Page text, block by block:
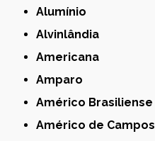
Alumínio
Alvinlândia
Americana
Amparo
Américo Brasiliense
Américo de Campos